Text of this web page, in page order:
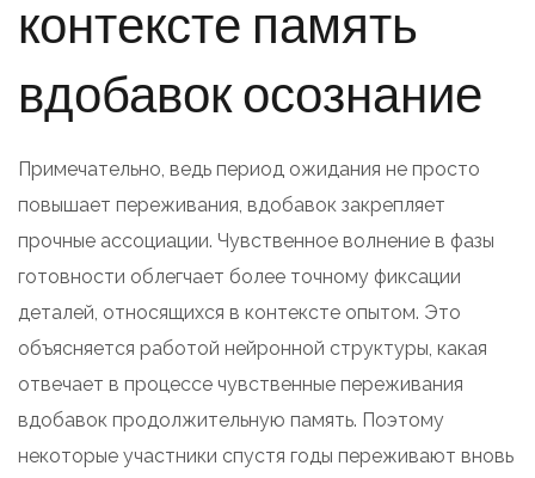
контексте память
вдобавок осознание
Примечательно, ведь период ожидания не просто
повышает переживания, вдобавок закрепляет
прочные ассоциации. Чувственное волнение в фазы
готовности облегчает более точному фиксации
деталей, относящихся в контексте опытом. Это
объясняется работой нейронной структуры, какая
отвечает в процессе чувственные переживания
вдобавок продолжительную память. Поэтому
некоторые участники спустя годы переживают вновь